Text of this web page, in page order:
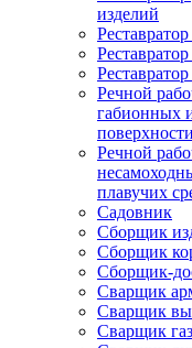
изделий
Речной
габионных
поверхности
Речной
плавучих
Садовник
Сборщик
Сборщик
Сборщик-
Сварщик
Сварщик
Сварщик